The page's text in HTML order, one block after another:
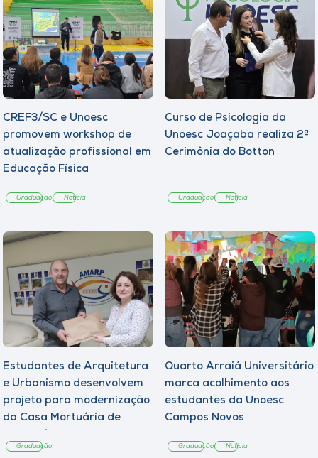
CREF3/SC e Unoesc
promovem workshop de
atualização profissional em
Educação Física
Graduação Notícia
Curso de Psicologia da
Unoesc Joaçaba realiza 2ª
Cerimônia do Botton
Graduação Notícia
Estudantes de Arquitetura
e Urbanismo desenvolvem
projeto para modernização
da Casa Mortuária de
Graduação
Quarto Arraiá Universitário
marca acolhimento aos
estudantes da Unoesc
Campos Novos
Graduação Notícia